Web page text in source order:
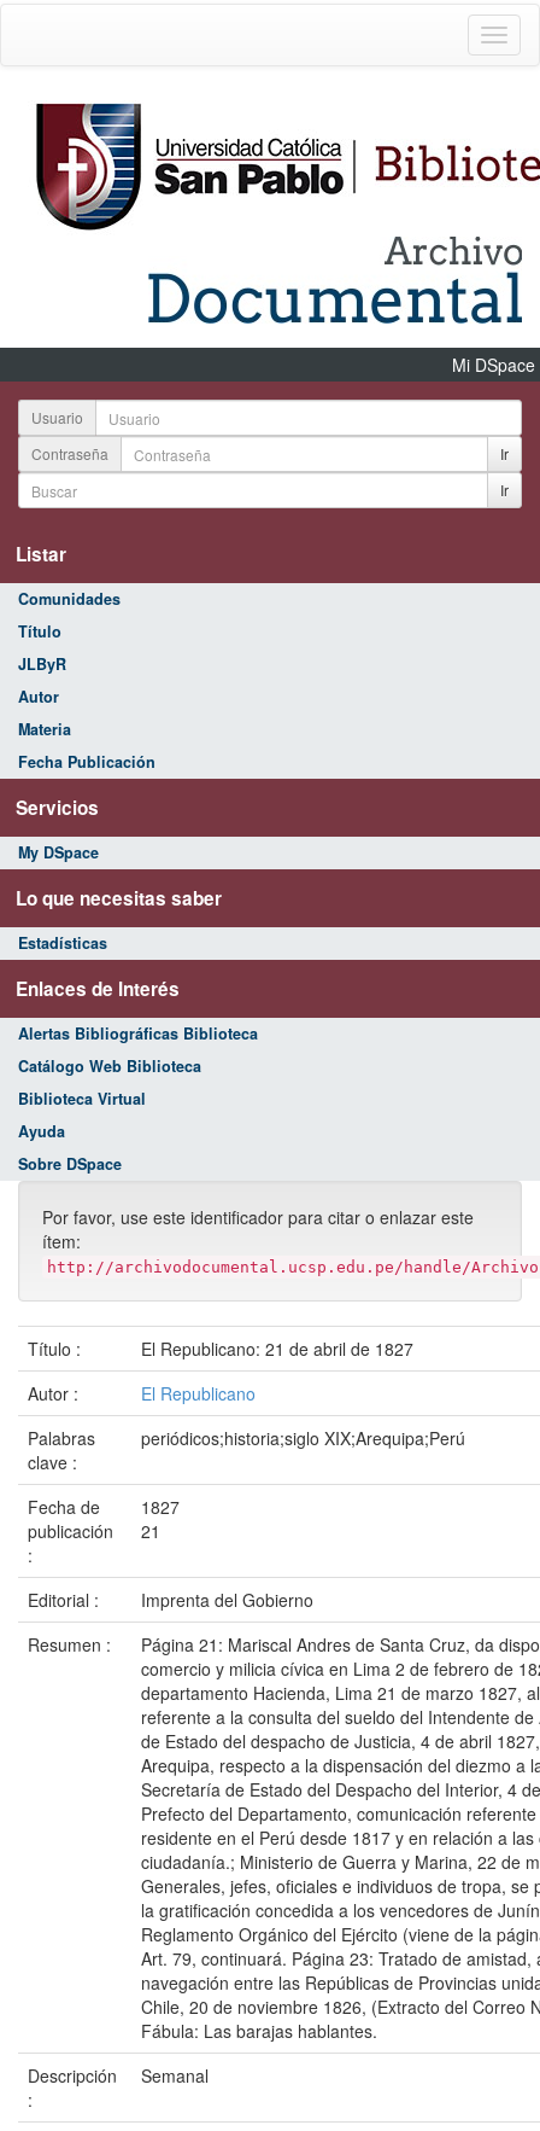
Mi DSpace
Usuario
Contraseña
Ir
Ir
Listar
Comunidades
Título
JLByR
Autor
Materia
Fecha Publicación
Servicios
My DSpace
Lo que necesitas saber
Estadísticas
Enlaces de Interés
Alertas Bibliográficas Biblioteca
Catálogo Web Biblioteca
Biblioteca Virtual
Ayuda
Sobre DSpace
Por favor, use este identificador para citar o enlazar este
ítem:
http://archivodocumental.ucsp.edu.pe/handle/
Título :
El Republicano: 21 de abril de 1827
Autor :
El Republicano
Palabras
clave :
periódicos;historia;siglo XIX;Arequipa;Perú
Fecha de
publicación
:
1827
21
Editorial :
Imprenta del Gobierno
Resumen :
Página 21: Mariscal Andres de Santa Cruz, da
comercio y milicia cívica en Lima 2 de febrero de
departamento Hacienda, Lima 21 de marzo 1827,
referente a la consulta del sueldo del Intendente
de Estado del despacho de Justicia, 4 de abril
Arequipa, respecto a la dispensación del diezmo a
Secretaría de Estado del Despacho del Interior, 4
Prefecto del Departamento, comunicación
residente en el Perú desde 1817 y en relación a
ciudadanía.; Ministerio de Guerra y Marina, 22 de
Generales, jefes, oficiales e individuos de tropa, se
la gratificación concedida a los vencedores de
Reglamento Orgánico del Ejército (viene de la
Art. 79, continuará. Página 23: Tratado de amistad,
navegación entre las Repúblicas de Provincias
Chile, 20 de noviembre 1826, (Extracto del Correo
Fábula: Las barajas hablantes.
Descripción
:
Semanal